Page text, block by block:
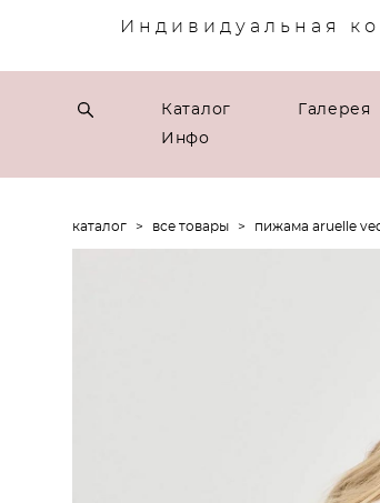
Индивидуальная
Каталог
Галерея
Инфо
каталог > все товары > пижама aruelle